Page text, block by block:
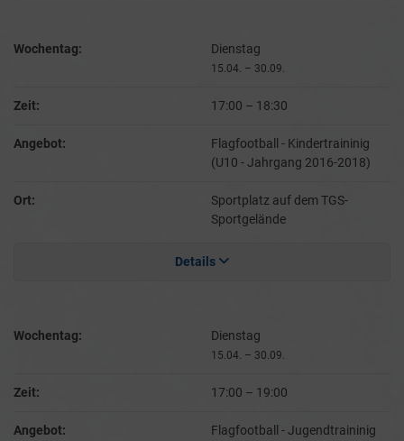
Wochentag: Dienstag
15.04. – 30.09.
Zeit: 17:00 – 18:30
Angebot:
Flagfootball - Kindertraininig
(U10 - Jahrgang 2016-2018)
Ort:
Sportplatz auf dem TGS-
Sportgelände
Details
Wochentag: Dienstag
15.04. – 30.09.
Zeit: 17:00 – 19:00
Angebot: Flagfootball - Jugendtraininig